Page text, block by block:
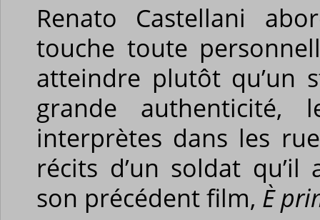
Renato Castellani
touche toute
atteindre plutôt qu’un
grande authenticité,
interprètes dans les
récits d’un soldat qu’il
son précédent film, È